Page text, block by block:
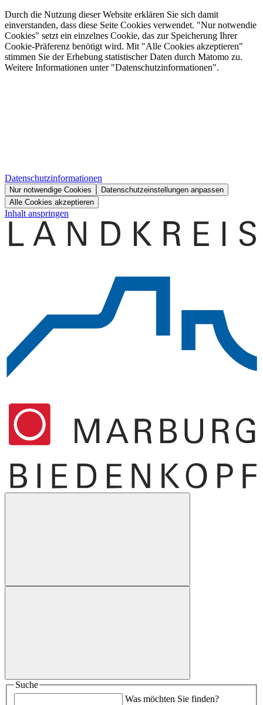
Durch die Nutzung dieser Website erklären Sie sich damit
einverstanden, dass diese Seite Cookies verwendet. "Nur notwendie
Cookies" setzt ein einzelnes Cookie, das zur Speicherung Ihrer
Cookie-Präferenz benötigt wird. Mit "Alle Cookies akzeptieren"
stimmen Sie der Erhebung statistischer Daten durch Matomo zu.
Weitere Informationen unter "Datenschutzinformationen".
Datenschutzinformationen
Nur notwendige Cookies
Datenschutzeinstellungen anpassen
Alle Cookies akzeptieren
Inhalt anspringen
Suche
Was möchten Sie finden?